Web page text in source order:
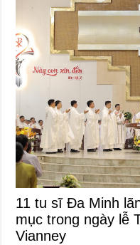
11 tu sĩ Đa Minh
mục trong ngày lễ
Vianney